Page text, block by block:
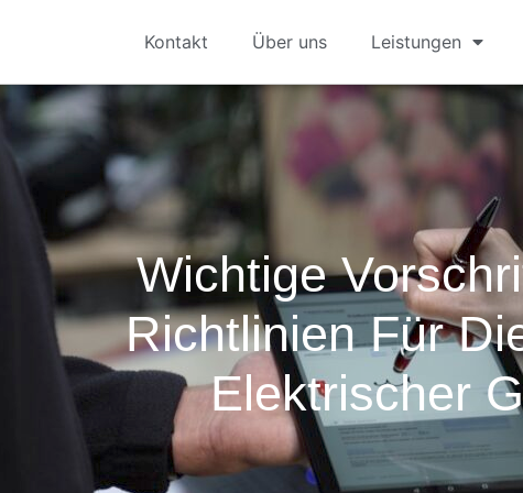
Kontakt Über uns Leistungen
Wichtige
Richtlinien Für
Elektrischer